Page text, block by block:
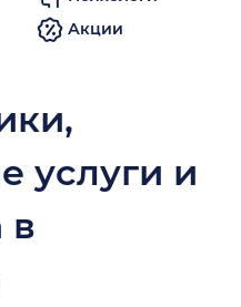
Акции
услуги и
в